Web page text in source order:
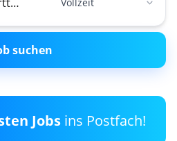
suchen
Jobs ins Postfach!